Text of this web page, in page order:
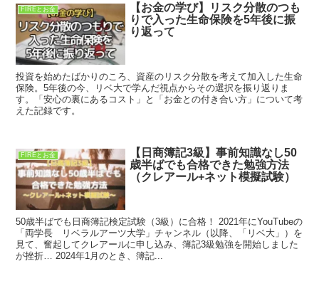
FIREとお金
【お金の学び】リスク分散のつも
りで入った生命保険を5年後に振
り返って
投資を始めたばかりのころ、資産のリスク分散を考えて加入した生命
保険。5年後の今、リベ大で学んだ視点からその選択を振り返りま
す。「安心の裏にあるコスト」と「お金との付き合い方」について考
えた記録です。
FIREとお金
【日商簿記3級】事前知識なし50
歳半ばでも合格できた勉強方法
（クレアール+ネット模擬試験）
50歳半ばでも日商簿記検定試験（3級）に合格！ 2021年にYouTubeの
「両学長 リベラルアーツ大学」チャンネル（以降、「リベ大」）を
見て、奮起してクレアールに申し込み、簿記3級勉強を開始しました
が挫折… 2024年1月のとき、簿記...